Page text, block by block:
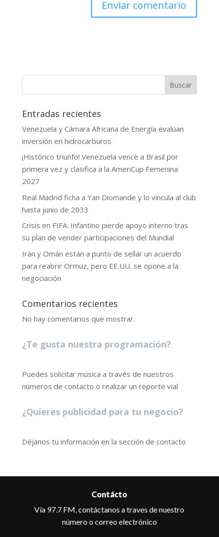
Buscar
Entradas recientes
Venezuela y Cámara Africana de Energía evalúan
inversión en hidrocarburos
¡Histórico triunfo! Venezuela vence a Brasil por
primera vez y clasifica a la AmeriCup Femenina
2027
Real Madrid ficha a Yan Diomande y lo vincula al club
hasta junio de 2033
Crisis en FIFA: Infantino pierde apoyo interno tras
su plan de vender participaciones del Mundial
Irán y Omán están a punto de sellar un acuerdo
para reabrir Ormuz, pero EE.UU. se opone a la
negociación
Comentarios recientes
No hay comentarios que mostrar.
¿Te gusta nuestra programación?
Puedes solicitar música a través de nuestros
números de contacto o realizar un reporte vial
¿Quieres publicidad para tu negocio?
Déjanos tu información en la sección de contacto
Contácto
Vía 97.7 FM, contáctanos a traves de nuestro
número o correo electrónico